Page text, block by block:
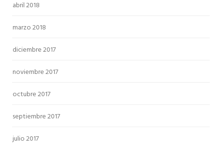
abril 2018
marzo 2018
diciembre 2017
noviembre 2017
octubre 2017
septiembre 2017
julio 2017